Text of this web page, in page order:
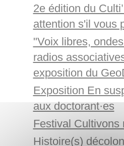
2e édition du
attention s'il vous
"Voix libres,
radios
exposition du
Exposition En
aux doctorant·es
Festival Cultivons
Histoire(s)